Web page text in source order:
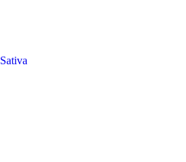
Sativa